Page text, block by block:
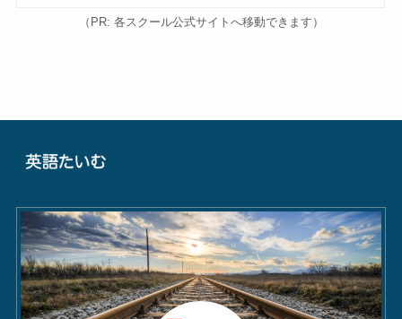
（PR: 各スクール公式サイトへ移動できます）